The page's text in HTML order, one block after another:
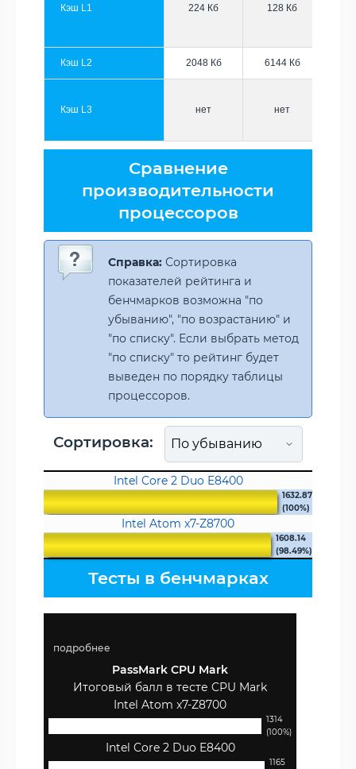
Кэш L1 224 Кб 128 Кб
Кэш L2 2048 Кб 6144 Кб
Кэш L3 нет нет
Сравнение
производительности
процессоров
Справка: Сортировка
показателей рейтинга и
бенчмарков возможна "по
убыванию", "по возрастанию" и
"по списку". Если выбрать метод
"по списку" то рейтинг будет
выведен по порядку таблицы
процессоров.
Сортировка:
Intel Core 2 Duo E8400
1632.87
(100%)
Intel Atom x7-Z8700
1608.14
(98.49%)
Тесты в бенчмарках
подробнее
PassMark CPU Mark
Итоговый балл в тесте CPU Mark
Intel Atom x7-Z8700
1314
(100%)
Intel Core 2 Duo E8400
1165